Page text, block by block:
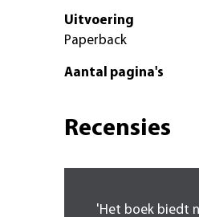
Uitvoering
Paperback
Aantal pagina's
Recensies
'Het boek biedt